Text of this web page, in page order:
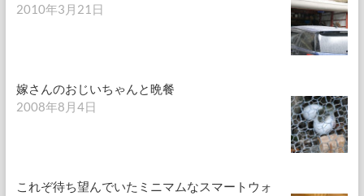
2010年3月21日
嫁さんのおじいちゃんと晩餐
2008年8月4日
これぞ待ち望んでいたミニマムなスマートウォ